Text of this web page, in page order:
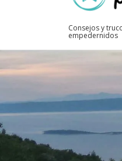
Consejos y
empedernidos